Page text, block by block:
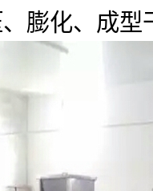
膨化、成